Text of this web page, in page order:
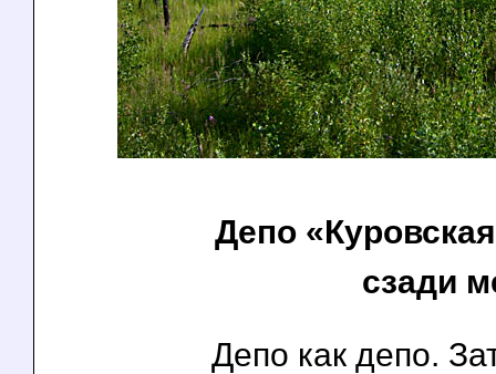
Депо
сзади
Депо как депо.